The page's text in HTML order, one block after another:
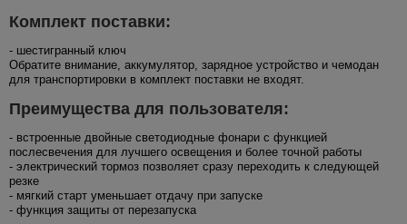
Комплект поставки:
- шестигранный ключ
Обратите внимание, аккумулятор, зарядное устройство и чемодан
для транспортировки в комплект поставки не входят.
Преимущества для пользователя:
- встроенные двойные светодиодные фонари с функцией
послесвечения для лучшего освещения и более точной работы
- электрический тормоз позволяет сразу переходить к следующей
резке
- мягкий старт уменьшает отдачу при запуске
- функция защиты от перезапуска